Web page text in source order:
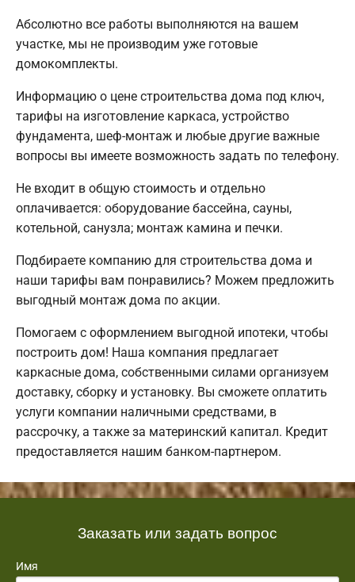
Абсолютно все работы выполняются на вашем
участке, мы не производим уже готовые
домокомплекты.
Информацию о цене строительства дома под ключ,
тарифы на изготовление каркаса, устройство
фундамента, шеф-монтаж и любые другие важные
вопросы вы имеете возможность задать по телефону.
Не входит в общую стоимость и отдельно
оплачивается: оборудование бассейна, сауны,
котельной, санузла; монтаж камина и печки.
Подбираете компанию для строительства дома и
наши тарифы вам понравились? Можем предложить
выгодный монтаж дома по акции.
Помогаем с оформлением выгодной ипотеки, чтобы
построить дом! Наша компания предлагает
каркасные дома, собственными силами организуем
доставку, сборку и установку. Вы сможете оплатить
услуги компании наличными средствами, в
рассрочку, а также за материнский капитал. Кредит
предоставляется нашим банком-партнером.
Заказать или задать вопрос
Имя